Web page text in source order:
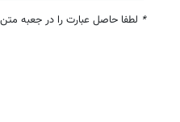
* لطفا حاصل عبارت را در جعبه متن